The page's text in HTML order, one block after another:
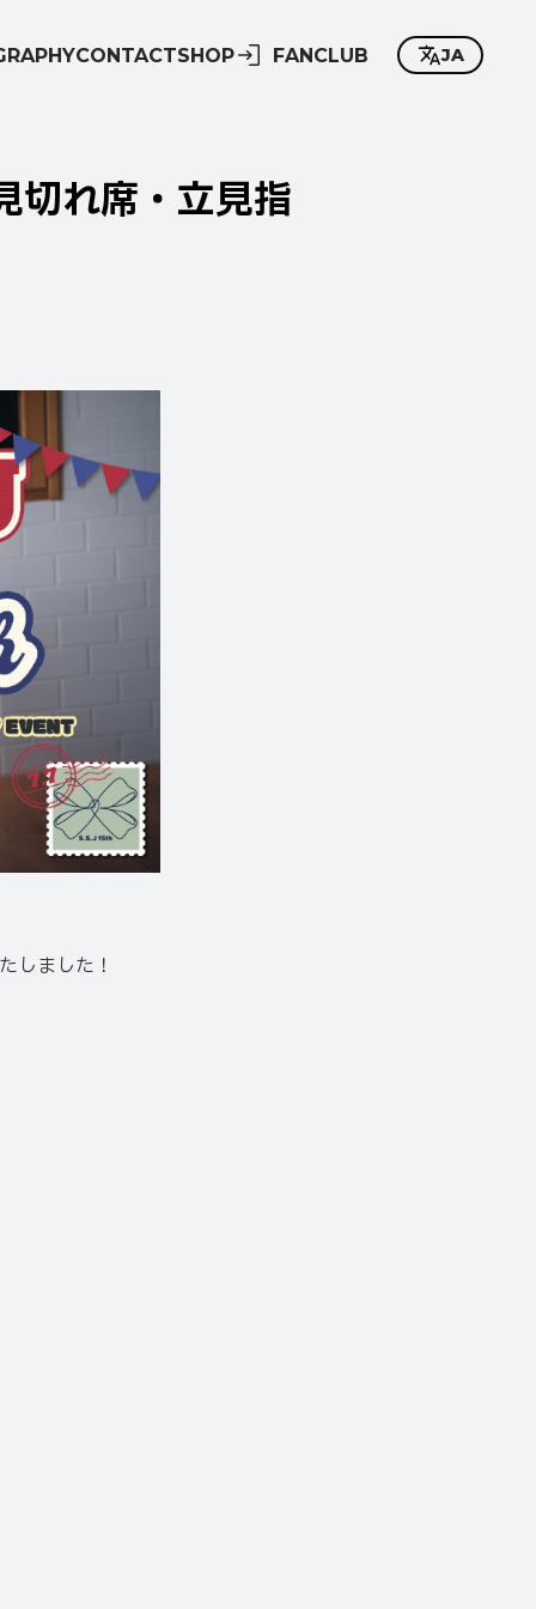
CONTACTSHOP FANCLUB JA
切れ席・立見指
しました！